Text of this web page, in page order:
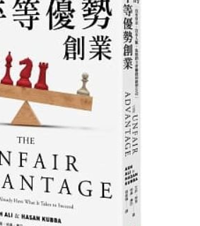
爭
力
來
自
圈
粉
力》
作
者：
大